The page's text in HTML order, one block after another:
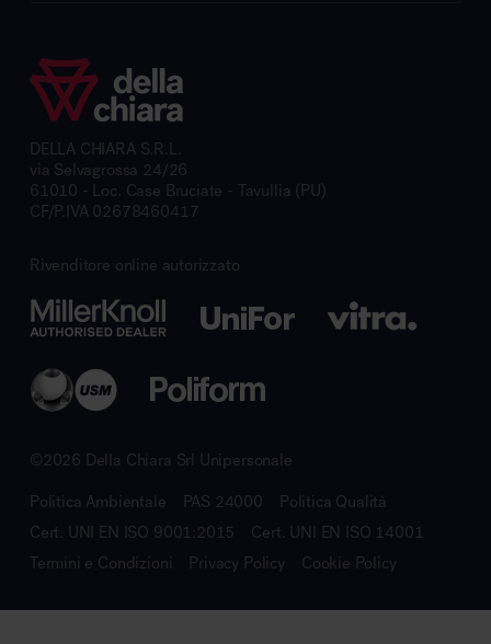
DELLA CHIARA S.R.L.
via Selvagrossa 24/26
61010 - Loc. Case Bruciate - Tavullia (PU)
CF/P.IVA 02678460417
Rivenditore online autorizzato
©2026 Della Chiara Srl Unipersonale
Politica Ambientale PAS 24000
Politica Qualità
Cert. UNI EN ISO 9001:2015
Cert. UNI EN ISO 14001
Termini e Condizioni
Privacy Policy Cookie Policy